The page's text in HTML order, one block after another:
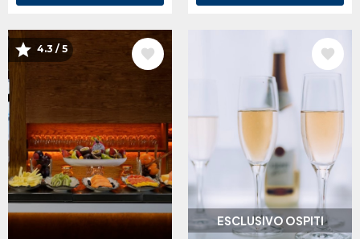
IMMAGINE
4.3 / 5
ESCLUSIVO OSPITI
IMMAGINE